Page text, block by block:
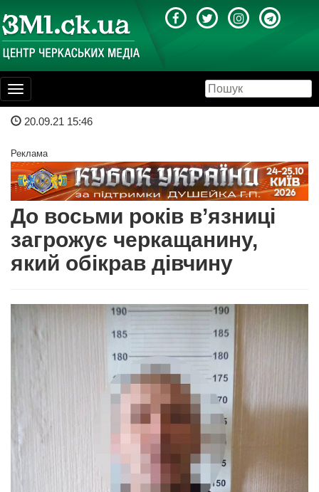
Toggle
navigation
20.09.21 15:46
Реклама
До восьми років в’язниці
загрожує черкащанину,
який обікрав дівчину